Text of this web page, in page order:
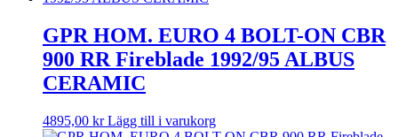
GPR HOM. EURO 4 BOLT-ON CBR
900 RR Fireblade 1992/95 ALBUS
CERAMIC
4895,00 kr Lägg till i varukorg